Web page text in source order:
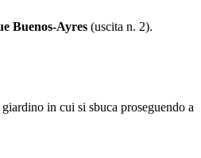
Buenos-Ayres (uscita n. 2).
in cui si sbuca proseguendo a